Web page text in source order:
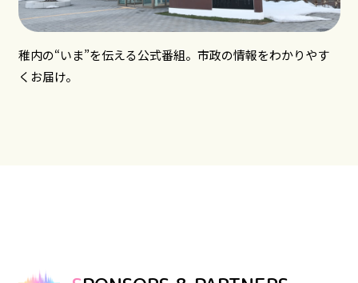
稚内の“いま”を伝える公式番組。市政の情報をわかりやす
くお届け。